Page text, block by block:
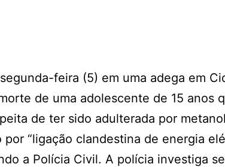
feira (5) em uma adega em
de uma adolescente de 15 anos
de ter sido adulterada por
“ligação clandestina de energia
a Polícia Civil. A polícia investiga